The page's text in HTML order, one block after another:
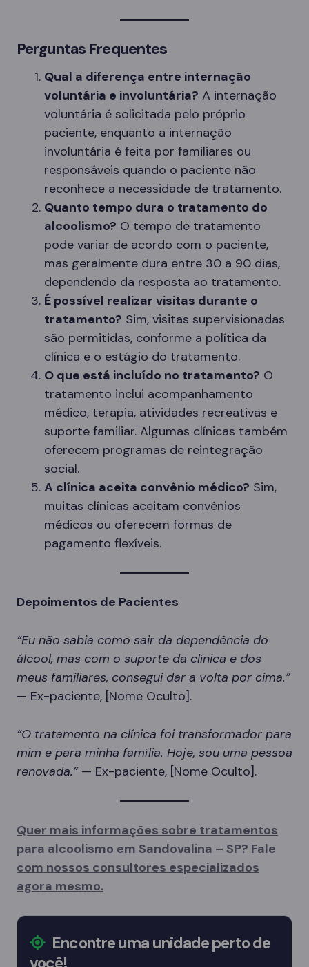
Perguntas Frequentes
Qual a diferença entre internação
voluntária e involuntária? A internação
voluntária é solicitada pelo próprio
paciente, enquanto a internação
involuntária é feita por familiares ou
responsáveis quando o paciente não
reconhece a necessidade de tratamento.
Quanto tempo dura o tratamento do
alcoolismo? O tempo de tratamento
pode variar de acordo com o paciente,
mas geralmente dura entre 30 a 90 dias,
dependendo da resposta ao tratamento.
É possível realizar visitas durante o
tratamento? Sim, visitas supervisionadas
são permitidas, conforme a política da
clínica e o estágio do tratamento.
O que está incluído no tratamento? O
tratamento inclui acompanhamento
médico, terapia, atividades recreativas e
suporte familiar. Algumas clínicas também
oferecem programas de reintegração
social.
A clínica aceita convênio médico? Sim,
muitas clínicas aceitam convênios
médicos ou oferecem formas de
pagamento flexíveis.
Depoimentos de Pacientes
“Eu não sabia como sair da dependência do
álcool, mas com o suporte da clínica e dos
meus familiares, consegui dar a volta por cima.”
— Ex-paciente, [Nome Oculto].
“O tratamento na clínica foi transformador para
mim e para minha família. Hoje, sou uma pessoa
renovada.” — Ex-paciente, [Nome Oculto].
Quer mais informações sobre tratamentos
para alcoolismo em Sandovalina – SP? Fale
com nossos consultores especializados
agora mesmo.
Encontre uma unidade perto de